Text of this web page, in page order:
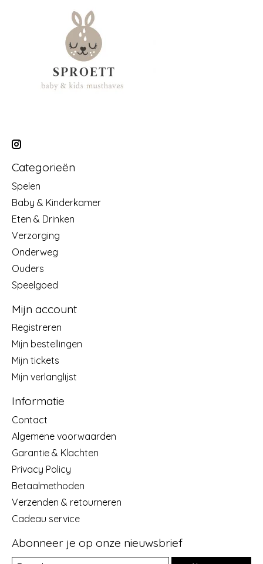
Categorieën
Spelen
Baby & Kinderkamer
Eten & Drinken
Verzorging
Onderweg
Ouders
Speelgoed
Mijn account
Registreren
Mijn bestellingen
Mijn tickets
Mijn verlanglijst
Informatie
Contact
Algemene voorwaarden
Garantie & Klachten
Privacy Policy
Betaalmethoden
Verzenden & retourneren
Cadeau service
Abonneer je op onze nieuwsbrief